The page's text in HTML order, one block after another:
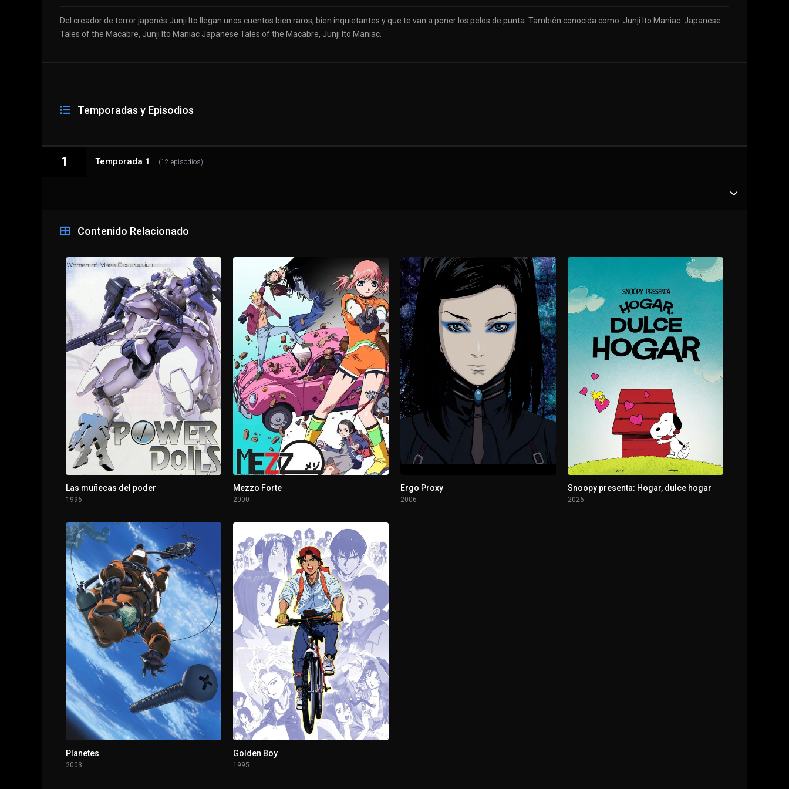
Del creador de terror japonés Junji Ito llegan unos cuentos bien raros, bien inquietantes y que te van a poner los pelos de punta. También conocida como: Junji Ito Maniac: Japanese
Tales of the Macabre, Junji Ito Maniac Japanese Tales of the Macabre, Junji Ito Maniac.
Temporadas y Episodios
1 Temporada 1 (12 episodios)
1 - 1 Los escalofriantes hermanos Hikizuri
1 - 2 El extraño cuento del túnel / El autobús de los helados
Los globos de la horca
1 - 4 La habitación de paredes cuádruples / La guarida del demonio del sueño
1 - 5 El intruso / La melena larga del ático
Moho / Espejismos de biblioteca
La ciudad de las tumbas
1 - 8 Las capas del terror / La cosa que naufragó en la costa
1 - 9 Tomie・Fotografías
1 - 10 Un laberinto insoportable / La abusona
1 - 11 El callejón / Las estatuas sin cabeza
1 - 12 La mujer que susurra / La adorable mascota de Sôichi
Contenido Relacionado
Las muñecas del poder
1996
Mezzo Forte
2000
Ergo Proxy
2006
Snoopy presenta: Hogar, dulce hogar
2026
Planetes
2003
Golden Boy
1995